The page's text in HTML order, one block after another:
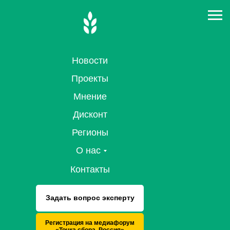
Новости
Проекты
Мнение
Дисконт
Регионы
О нас
Контакты
Задать вопрос эксперту
Регистрация на медиафорум